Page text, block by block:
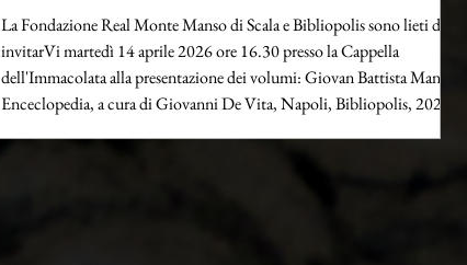
La Fondazione Real Monte Manso di Scala e Bibliopolis sono lieti di
invitarVi martedì 14 aprile 2026 ore 16.30 presso la Cappella
dell'Immacolata alla presentazione dei volumi: Giovan Battista Manso,
Enceclopedia, a cura di Giovanni De Vita, Napoli, Bibliopolis, 2025. e